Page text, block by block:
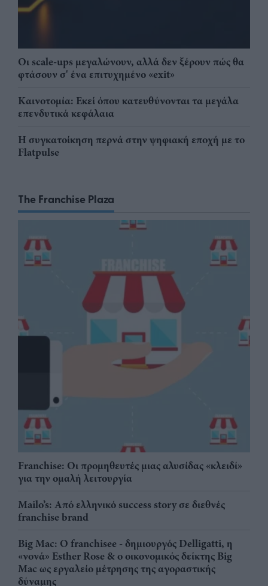
Οι scale-ups μεγαλώνουν, αλλά δεν ξέρουν πώς θα
φτάσουν σ' ένα επιτυχημένο «exit»
Καινοτομία: Εκεί όπου κατευθύνονται τα μεγάλα
επενδυτικά κεφάλαια
Η συγκατοίκηση περνά στην ψηφιακή εποχή με το
Flatpulse
The Franchise Plaza
Franchise: Οι προμηθευτές μιας αλυσίδας «κλειδί»
για την ομαλή λειτουργία
Mailo’s: Από ελληνικό success story σε διεθνές
franchise brand
Big Mac: Ο franchisee - δημιουργός Delligatti, η
«νονά» Esther Rose & ο οικονομικός δείκτης Big
Mac ως εργαλείο μέτρησης της αγοραστικής
δύναμης